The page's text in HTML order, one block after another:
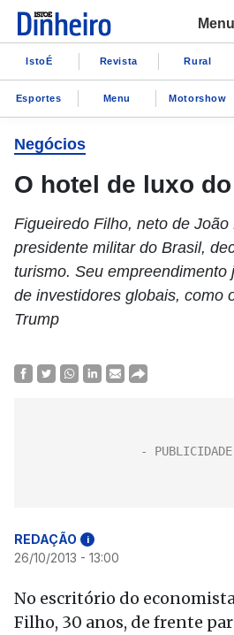
Menu
IstoÉ Revista Rural
Esportes Menu Motorshow
Negócios
O hotel de luxo
Figueiredo Filho, neto de
presidente militar do Brasil,
turismo. Seu empreendimento
de investidores globais, como
Trump
REDAÇÃO i
26/10/2013 - 13:00
No escritório do
Filho, 30 anos, de frente